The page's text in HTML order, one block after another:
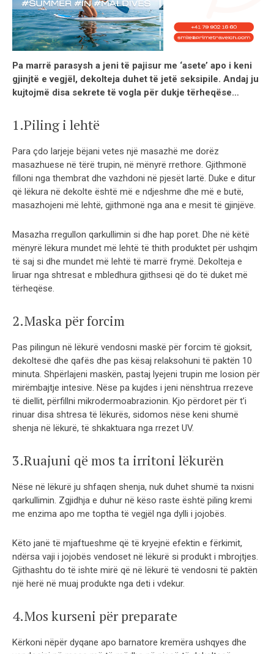
Pa marrë parasysh a jeni të pajisur me ‘asete’ apo i keni
gjinjtë e vegjël, dekolteja duhet të jetë seksipile. Andaj ju
kujtojmë disa sekrete të vogla për dukje tërheqëse…
1.Piling i lehtë
Para çdo larjeje bëjani vetes një masazhë me dorëz
masazhuese në tërë trupin, në mënyrë rrethore. Gjithmonë
filloni nga thembrat dhe vazhdoni në pjesët lartë. Duke e ditur
që lëkura në dekolte është më e ndjeshme dhe më e butë,
masazhojeni më lehtë, gjithmonë nga ana e mesit të gjinjëve.
Masazha rregullon qarkullimin si dhe hap poret. Dhe në këtë
mënyrë lëkura mundet më lehtë të thith produktet për ushqim
të saj si dhe mundet më lehtë të marrë frymë. Dekolteja e
liruar nga shtresat e mbledhura gjithsesi që do të duket më
tërheqëse.
2.Maska për forcim
Pas pilingun në lëkurë vendosni maskë për forcim të gjoksit,
dekoltesë dhe qafës dhe pas kësaj relaksohuni të paktën 10
minuta. Shpërlajeni maskën, pastaj lyejeni trupin me losion për
mirëmbajtje intesive. Nëse pa kujdes i jeni nënshtrua rrezeve
të diellit, përfillni mikrodermoabrazionin. Kjo përdoret për t’i
rinuar disa shtresa të lëkurës, sidomos nëse keni shumë
shenja në lëkurë, të shkaktuara nga rrezet UV.
3.Ruajuni që mos ta irritoni lëkurën
Nëse në lëkurë ju shfaqen shenja, nuk duhet shumë ta nxisni
qarkullimin. Zgjidhja e duhur në këso raste është piling kremi
me enzima apo me toptha të vegjël nga dylli i jojobës.
Këto janë të mjaftueshme që të kryejnë efektin e fërkimit,
ndërsa vaji i jojobës vendoset në lëkurë si produkt i mbrojtjes.
Gjithashtu do të ishte mirë që në lëkurë të vendosni të paktën
një herë në muaj produkte nga deti i vdekur.
4.Mos kurseni për preparate
Kërkoni nëpër dyqane apo barnatore kremëra ushqyes dhe